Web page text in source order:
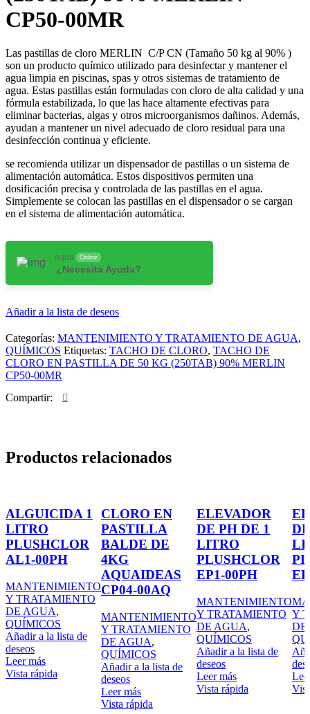
CP50-00MR
Las pastillas de cloro MERLIN C/P CN (Tamaño 50 kg al 90% )
son un producto químico utilizado para desinfectar y mantener el
agua limpia en piscinas, spas y otros sistemas de tratamiento de
agua. Estas pastillas están formuladas con cloro de alta calidad y una
fórmula estabilizada, lo que las hace altamente efectivas para
eliminar bacterias, algas y otros microorganismos dañinos. Además,
ayudan a mantener un nivel adecuado de cloro residual para una
desinfección continua y eficiente.
se recomienda utilizar un dispensador de pastillas o un sistema de
alimentación automática. Estos dispositivos permiten una
dosificación precisa y controlada de las pastillas en el agua.
Simplemente se colocan las pastillas en el dispensador o se cargan
en el sistema de alimentación automática.
aqua Online
¿Necesita Ayuda?
Añadir a la lista de deseos
Categorías: MANTENIMIENTO Y TRATAMIENTO DE AGUA,
QUÍMICOS Etiquetas: TACHO DE CLORO, TACHO DE
CLORO EN PASTILLA DE 50 KG (250TAB) 90% MERLIN
CP50-00MR
Compartir:
Productos relacionados
ALGUICIDA 1
LITRO
PLUSHCLOR
AL1-00PH
MANTENIMIENTO
Y TRATAMIENTO
DE AGUA,
QUÍMICOS
Añadir a la lista de
deseos
Leer más
Vista rápida
CLORO EN
PASTILLA
BALDE DE
4KG
AQUAIDEAS
CP04-00AQ
MANTENIMIENTO
Y TRATAMIENTO
DE AGUA,
QUÍMICOS
Añadir a la lista de
deseos
Leer más
Vista rápida
ELEVADOR
DE PH DE 1
LITRO
PLUSHCLOR
EP1-00PH
MANTENIMIENTO
Y TRATAMIENTO
DE AGUA,
QUÍMICOS
Añadir a la lista de
deseos
Leer más
Vista rápida
Y
DE